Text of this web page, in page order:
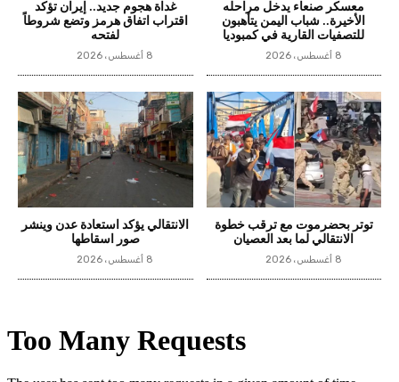
معسكر صنعاء يدخل مراحله
الأخيرة.. شباب اليمن يتأهبون
للتصفيات القارية في كمبوديا
8 أغسطس، 2026
غداة هجوم جديد.. إيران تؤكد
اقتراب اتفاق هرمز وتضع شروطاً
لفتحه
8 أغسطس، 2026
توتر بحضرموت مع ترقب خطوة
الانتقالي لما بعد العصيان
8 أغسطس، 2026
الانتقالي يؤكد استعادة عدن وينشر
صور اسقاطها
8 أغسطس، 2026